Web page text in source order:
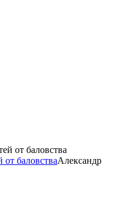
от баловстваАлександр